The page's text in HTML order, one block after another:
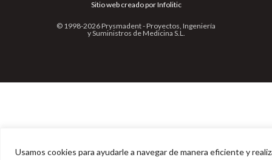
Usamos cookies para ayudarle a navegar de manera eficiente y
Sitio web creado por Infolitic
© 1998-2026 Prysmadent - Proyectos, Ingeniería
y Suministros de Medicina S.L.